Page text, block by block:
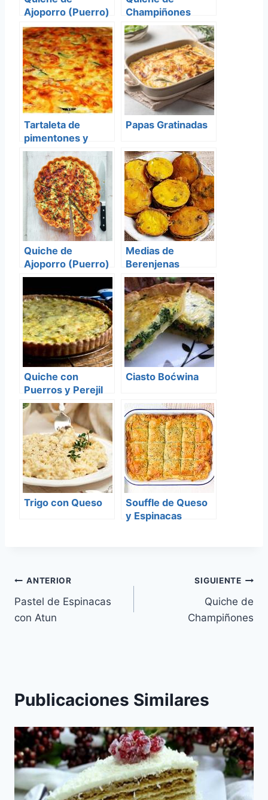
Ajoporro (Puerro)
Champiñones
Tartaleta de
pimentones y
queso
Papas Gratinadas
Quiche de
Ajoporro (Puerro)
Medias de
Berenjenas
Quiche con
Puerros y Perejil
Ciasto Boćwina
Trigo con Queso
Souffle de Queso
y Espinacas
Navegación
de
ANTERIOR
Pastel de Espinacas
con Atun
SIGUIENTE
Quiche de
Champiñones
Publicaciones Similares